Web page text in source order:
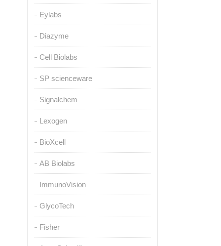
Eylabs
Diazyme
Cell Biolabs
SP scienceware
Signalchem
Lexogen
BioXcell
AB Biolabs
ImmunoVision
GlycoTech
Fisher